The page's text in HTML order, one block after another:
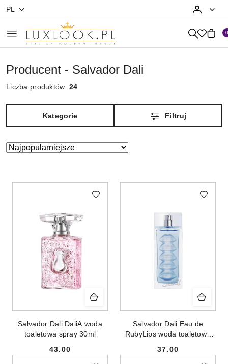
Przejdź do treści głównej
Przejdź do wyszukiwarki
Przejdź do moje konto
Przejdź do menu głównego
Przejdź do stopki
0
PL
Producent - Salvador Dali
Liczba produktów:24
Kategorie Filtruj
Zastosowano
Sortuj
Salvador Dali DaliA woda
toaletowa spray 30ml
Cena:
43.00
Salvador Dali Eau de
RubyLips woda toaletowa
Cena:
37.00